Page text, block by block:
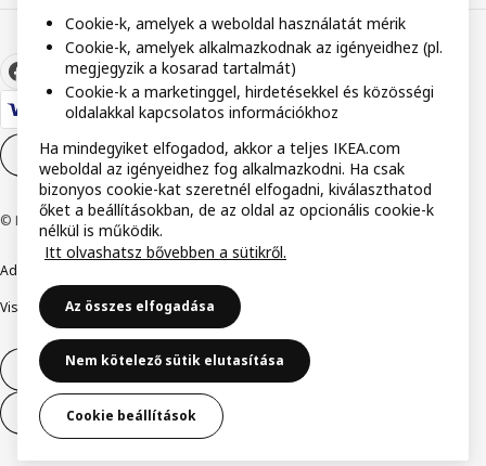
Cookie-beállítások HU
© Inter IKEA Systems B.V. 1999-2026
Adatvédelmi nyilatkozat
Visszaélés bejelentés Digitális akadálymentesítési nyilatkozat
Elállás a szerződéstől
Elállás a szerződéstől (szolgáltatások)
Cookie-k, amelyek a weboldal használatát mérik
Cookie-k, amelyek alkalmazkodnak az igényeidhez (pl.
megjegyzik a kosarad tartalmát)
Cookie-k a marketinggel, hirdetésekkel és közösségi
oldalakkal kapcsolatos információkhoz
Ha mindegyiket elfogadod, akkor a teljes IKEA.com
weboldal az igényeidhez fog alkalmazkodni. Ha csak
bizonyos cookie-kat szeretnél elfogadni, kiválaszthatod
őket a beállításokban, de az oldal az opcionális cookie-k
nélkül is működik.
Itt olvashatsz bővebben a sütikről.
Az összes elfogadása
Nem kötelező sütik elutasítása
Cookie beállítások